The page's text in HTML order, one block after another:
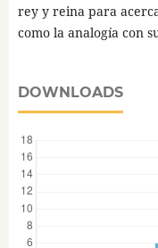
rey y reina para
como la analogía con
DOWNLOADS